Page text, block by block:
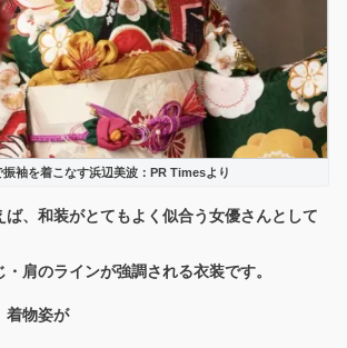
振袖を着こなす浜辺美波：PR Timesより
ば、和装がとてもよく似合う女優さんとして
肩のラインが強調される衣装です。
着物姿が